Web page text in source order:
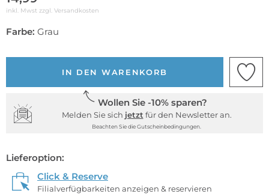
inkl. Mwst zzgl. Versandkosten
Farbe: Grau
IN DEN WARENKORB
Wollen Sie -10% sparen?
Melden Sie sich jetzt für den Newsletter an.
Beachten Sie die Gutscheinbedingungen.
Lieferoption:
Click & Reserve
Filialverfügbarkeiten anzeigen & reservieren